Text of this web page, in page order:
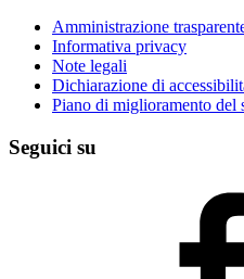
Amministrazione
Informativa privacy
Note legali
Dichiarazione di
Piano di miglioramento del
Seguici su